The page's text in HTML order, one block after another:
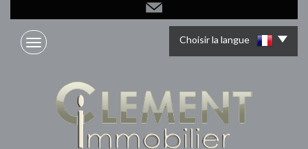
Choisir la langue